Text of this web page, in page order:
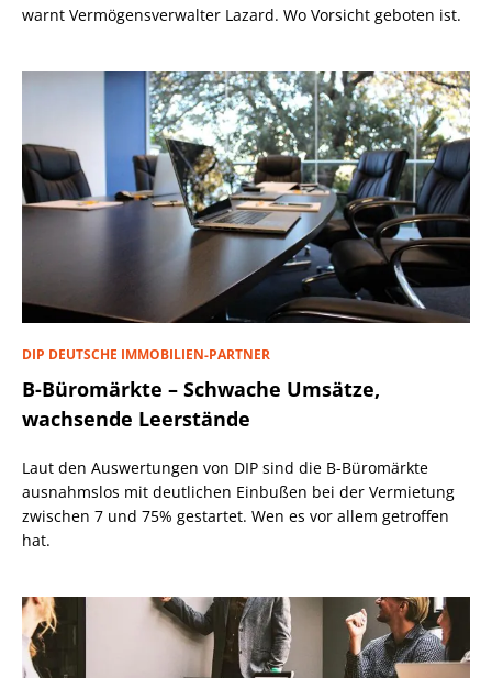
warnt Vermögensverwalter Lazard. Wo Vorsicht geboten ist.
DIP DEUTSCHE IMMOBILIEN-PARTNER
B-Büromärkte – Schwache Umsätze,
wachsende Leerstände
Laut den Auswertungen von DIP sind die B-Büromärkte
ausnahmslos mit deutlichen Einbußen bei der Vermietung
zwischen 7 und 75% gestartet. Wen es vor allem getroffen
hat.